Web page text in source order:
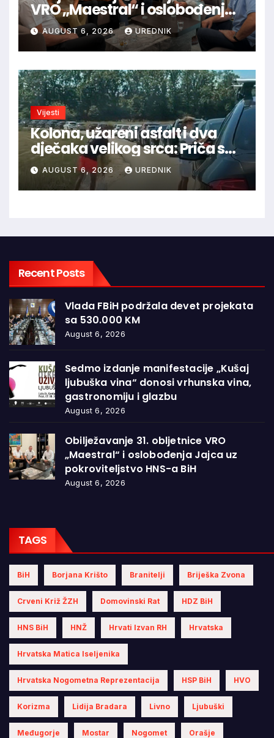
VRO „Maestral“ i oslobođenja
Jajca uz pokroviteljstvo HNS-a
BiHAUGUST 6, 2026 UREDNIK
Vijesti
Kolona, užareni asfalt i dva
dječaka velikog srca: Priča s
granice oduševila regiju
AUGUST 6, 2026 UREDNIK
Recent Posts
Vlada FBiH podržala devet projekata
sa 530.000 KM
August 6, 2026
Sedmo izdanje manifestacije „Kušaj
ljubuška vina“ donosi vrhunska vina,
gastronomiju i glazbu
August 6, 2026
Obilježavanje 31. obljetnice VRO
„Maestral“ i oslobođenja Jajca uz
pokroviteljstvo HNS-a BiH
August 6, 2026
TAGS
BiH Borjana Krišto Branitelji Briješka Zvona
Crveni Križ ŽZH Domovinski Rat HDZ BiH
HNS BiH HNŽ Hrvati Izvan RH Hrvatska
Hrvatska Matica Iseljenika
Hrvatska Nogometna Reprezentacija HSP BiH HVO
Korizma Lidija Bradara Livno Ljubuški
Međugorje Mostar Nogomet Orašje